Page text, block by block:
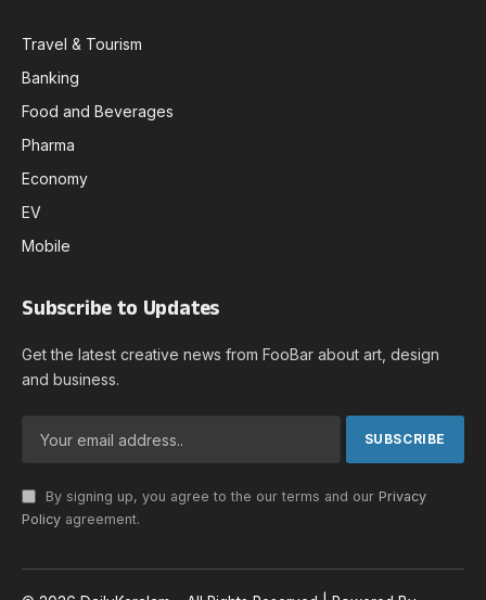
Travel & Tourism
Banking
Food and Beverages
Pharma
Economy
EV
Mobile
Subscribe to Updates
Get the latest creative news from FooBar about art, design
and business.
By signing up, you agree to the our terms and our Privacy
Policy agreement.